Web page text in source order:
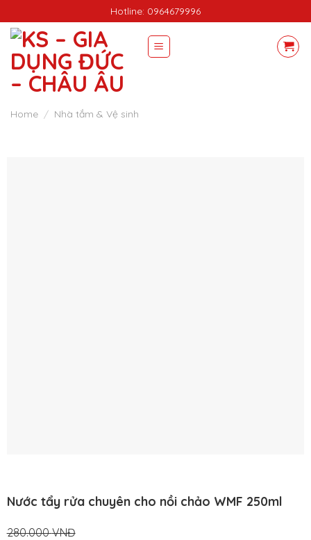
to
content
Hotline: 0964679996
Home / Nhà tắm & Vệ sinh
Nước tẩy rửa chuyên cho nồi chảo WMF 250ml
280.000VNĐ